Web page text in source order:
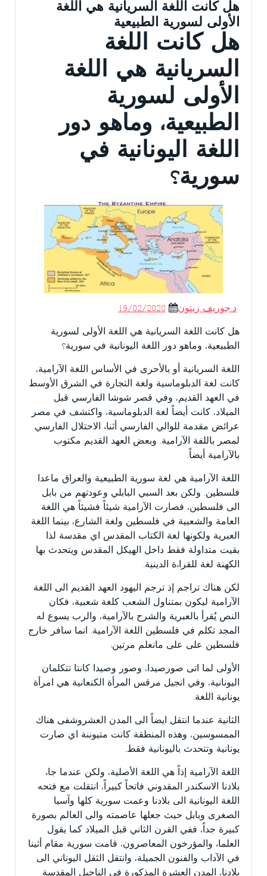
هل كانت اللغة السريانية هي اللغة
الأولى لسورية الطبيعية
هل كانت اللغة
السريانية هي اللغة
الأولى لسورية
الطبيعية، وماهو دور
اللغة اليونانية في
سورية؟
د.جوزيف زيتون 19/02/2020
هل كانت اللغة السريانية هي اللغة الأولى لسورية
الطبيعية، وماهو دور اللغة اليونانية في سورية؟
اللغة السريانية أو بالأحرى في الأساس اللغة الآرامية،
كانت لغة الدبلوماسية ولغة التجارة في الشرق الأوسط
في العهد القديم، وفي قصر شوشا الفارسي قبل
الميلاد، كانت أيضاً لغة الدبلوماسية، واكتشف في مصر
عرائض مقدمة للوالي الفارسي أثناء الاحتلال الفارسي
لمصر باللفة الآرامية. وبعض العهد القديم مكتوب
بالآرامية أيضاً.
اللغة الآرامية هي لغة سورية الطبيعية والعراق ماعدا
فلسطين. ولكن بعد السبي البابلي وعودتهم من بابل
الى فلسطين، فصارت الآرامية شيئاً فشيئاً هي اللغة
العامة والشعبية في فلسطين ولغة الشارع، بينما اللغة
العبرية ولكونها لغة الكتاب المقدس اي مقدسة لذا
بقيت متداولة فقط داخل الهيكل المقدس ويتحدث بها
الكهنة لغة للقراءة الدينية.
لكن هناك تراجم إذ ترجم اليهود العهد القديم الى اللغة
الآرامية ليكون بمتناول الشعب كلغة شعبية، فكان
النص يُقرأ بالعبرية والشرح بالآرامية، والرب يسوع له
المجد تكلم في فلسطين اللغة الآرامية. انما سافر خارج
فلسطين على على مانعلم مرتين:
الأولى لما اتى صورصيدا، وصور وصيدا كانتا تتكلمان
اليونانية، وفي انجيل مرقس المرأة الكنعانية هي امرأة
يونانية اللغة.
الثانية عندما انتقل ايضاً الى المدن العشروشفى هناك
الممسوسين، وهذه المنطقة كانت متيوننة اي صارت
يونانية وتتحدث باليونانية فقط.
اللغة الآرامية إذاً هي اللغة الأصلية، ولكن عندما جاء
بلادنا الاسكندر المقدوني فاتحاً كبيراً، انتقلت مع فتحه
اللغة اليونانية الى بلادنا وعمت سورية كلها وآسيا
الصغرى وبابل حيث جعلها عاصمته والى العالم بصورة
كبيرة جداً، ففي القرن الثاني قبل الميلاد كما يقول
العلماء والمؤرخون المعاصرون، قامت سورية مقام أثينا
في الآداب والفنون الجميلة، وانتقل الثقل اليوناني الى
بلادنا، المدن العشرة المذكورة في الناجيل المقدسة